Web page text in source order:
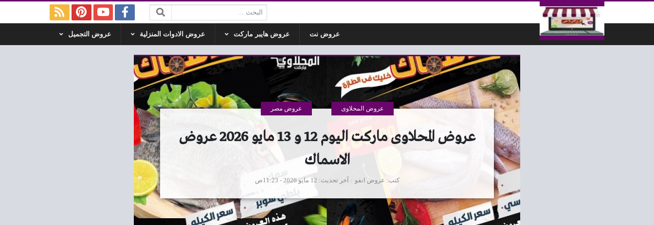
التخطي إلى المحتوى
البحث:
عروض نت عروض هايبر ماركت عروض الادوات المنزلية عروض التجميل
عروض المحلاوى ماركت اليوم 12 و 13 مايو 2026 عروض
الاسماك
كتب عروض انفو
عروض المحلاوى عروض مصر
آخر تحديث 12 مايو 2026 - 11:23ص